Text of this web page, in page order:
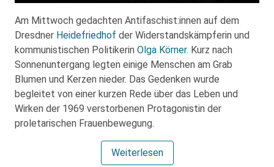
Am Mittwoch gedachten Antifaschist:innen auf dem
Dresdner Heidefriedhof der Widerstandskämpferin und
kommunistischen Politikerin Olga Körner. Kurz nach
Sonnenuntergang legten einige Menschen am Grab
Blumen und Kerzen nieder. Das Gedenken wurde
begleitet von einer kurzen Rede über das Leben und
Wirken der 1969 verstorbenen Protagonistin der
proletarischen Frauenbewegung.
Weiterlesen